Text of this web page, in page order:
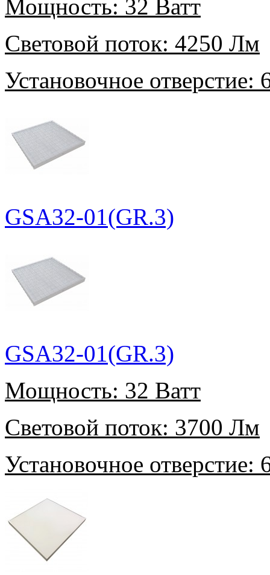
Мощность: 32 Ватт
Световой поток: 4250 Лм
Установочное отверстие:
GSA32-01(GR.3)
GSA32-01(GR.3)
Мощность: 32 Ватт
Световой поток: 3700 Лм
Установочное отверстие: